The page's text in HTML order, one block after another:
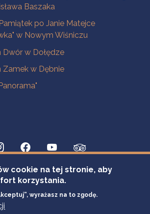
Baszaka
po Janie Matejce
w Nowym Wiśniczu
Dwór w Dołędze
Zamek w Dębnie
cookie na tej stronie, aby
korzystania.
wyrażasz na to zgodę.